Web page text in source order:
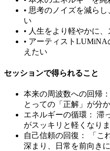
• 思考のノイズを減ら
い
• 人生をより軽やかに
• アーティスト
えたい
セッションで得られること
本来の周波数への回帰：
とっての「正解」が分
エネルギーの循環：
滞
がスッキリと軽くなりま
自己信頼の回復：
「こ
深まり、日常を前向き